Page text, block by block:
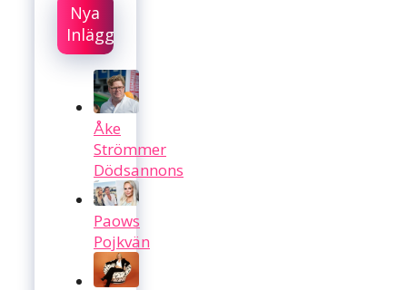
Nya
Inlägg
Åke
Strömmer
Dödsannons
Paows
Pojkvän